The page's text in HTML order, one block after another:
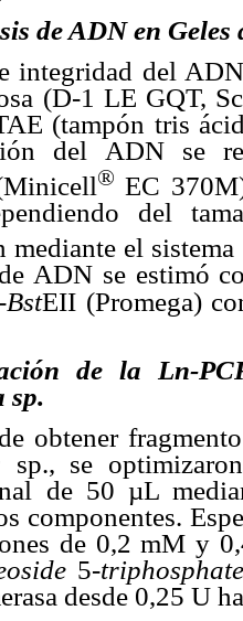
de ADN en Geles
integridad del
(D-1 LE GQT,
(tampón tris
del ADN se
® EC
del
mediante el
ADN se estimó
-BstEII (Promega)
de la Ln-
sp.
obtener
sp., se
de 50 µL
componentes.
de 0,2mM y
5-
desde 0,25 U